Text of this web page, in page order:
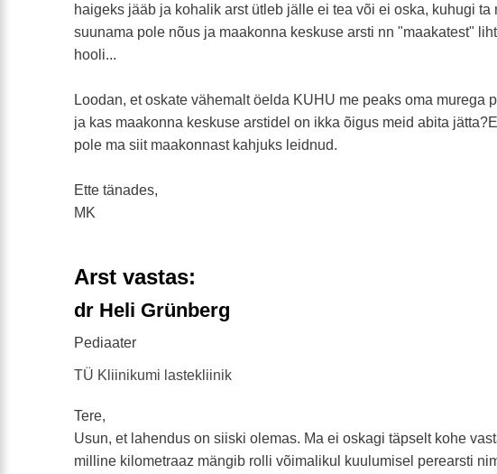
haigeks jääb ja kohalik arst ütleb jälle ei tea või ei oska, kuhugi ta
suunama pole nõus ja maakonna keskuse arsti nn "maakatest"
hooli...
Loodan, et oskate vähemalt öelda KUHU me peaks oma murega
ja kas maakonna keskuse arstidel on ikka õigus meid abita
pole ma siit maakonnast kahjuks leidnud.
Ette tänades,
MK
Arst vastas:
dr Heli Grünberg
Pediaater
TÜ Kliinikumi lastekliinik
Tere,
Usun, et lahendus on siiski olemas. Ma ei oskagi täpselt kohe
milline kilometraaz mängib rolli võimalikul kuulumisel perearsti